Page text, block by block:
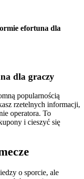
efortuna dla
dla graczy
popularnością
rzetelnych informacji,
operatora. To
i cieszyć się
o sporcie, ale